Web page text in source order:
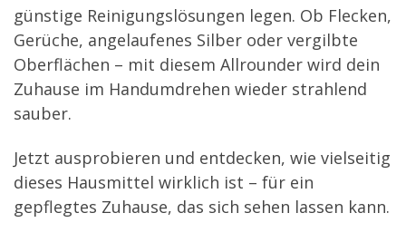
günstige Reinigungslösungen legen. Ob Flecken,
Gerüche, angelaufenes Silber oder vergilbte
Oberflächen – mit diesem Allrounder wird dein
Zuhause im Handumdrehen wieder strahlend
sauber.
Jetzt ausprobieren und entdecken, wie vielseitig
dieses Hausmittel wirklich ist – für ein
gepflegtes Zuhause, das sich sehen lassen kann.